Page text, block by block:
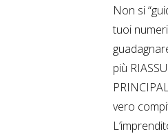
Non si
tuoi
più
vero